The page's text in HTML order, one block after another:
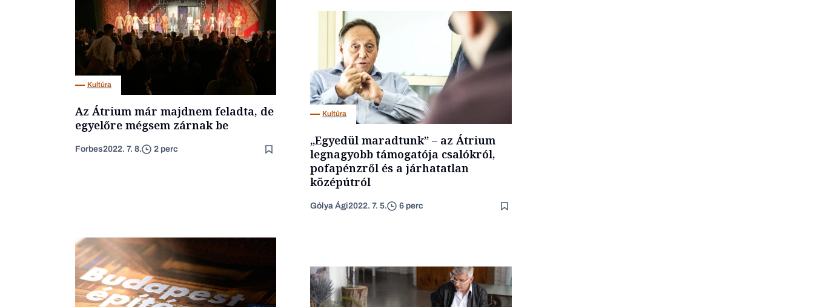
Kultúra
Az Átrium már majdnem feladta, de
egyelőre mégsem zárnak be
Forbes2022. 7. 8. 2 perc
Kultúra
„Egyedül maradtunk” – az Átrium
legnagyobb támogatója csalókról,
pofapénzről és a járhatatlan
középútról
Gólya Ági2022. 7. 5. 6 perc